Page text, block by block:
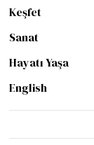
Keşfet
Sanat
Hayatı Yaşa
English